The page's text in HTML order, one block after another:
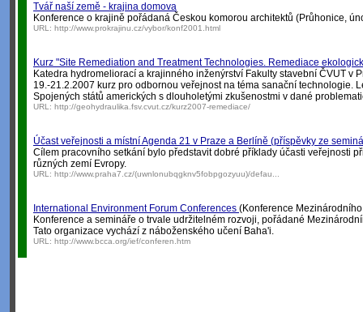
Tvář naší země - krajina domova
Konference o krajině pořádaná Českou komorou architektů (Průhonice,
URL: http://www.prokrajinu.cz/vybor/konf2001.html
Kurz "Site Remediation and Treatment Technologies. Remediace
Katedra hydromeliorací a krajinného inženýrství Fakulty stavební ČVUT v
19.-21.2.2007 kurz pro odbornou veřejnost na téma sanační technologie.
Spojených států amerických s dlouholetými zkušenostmi v dané
URL: http://geohydraulika.fsv.cvut.cz/kurz2007-remediace/
Účast veřejnosti a místní Agenda 21 v Praze a Berlíně (příspěvky ze
Cílem pracovního setkání bylo představit dobré příklady účasti veřejnosti
různých zemí Evropy.
URL: http://www.praha7.cz/(uwnlonubqgknv5fobpgozyuu)/defau...
International Environment Forum Conferences (Konference
Konference a semináře o trvale udržitelném rozvoji, pořádané
Tato organizace vychází z náboženského učení Baha'i.
URL: http://www.bcca.org/ief/conferen.htm